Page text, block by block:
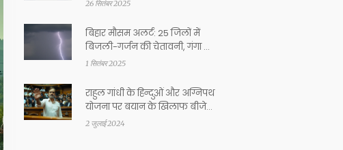
26 सितंबर 2025
बिहार मौसम अलर्ट: 25 जिलों में
बिजली-गर्जन की चेतावनी, गंगा का
जलस्तर खतरे के पार
1 सितंबर 2025
राहुल गांधी के हिन्दुओं और अग्निपथ
योजना पर बयान के खिलाफ बीजेपी
नेताओं का कड़ा विरोध
2 जुलाई 2024